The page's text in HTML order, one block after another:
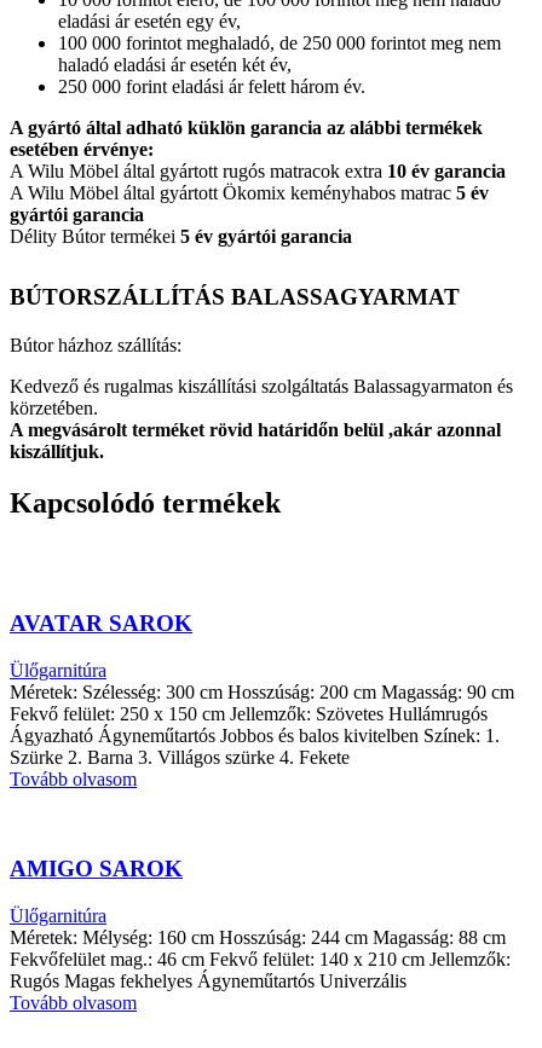
eladási ár esetén egy év,
100 000 forintot meghaladó, de 250 000 forintot meg nem
haladó eladási ár esetén két év,
250 000 forint eladási ár felett három év.
A gyártó által adható küklön garancia az alábbi termékek
esetében érvénye:
A Wilu Möbel által gyártott rugós matracok extra 10 év garancia
A Wilu Möbel által gyártott Ökomix keményhabos matrac 5 év
gyártói garancia
Délity Bútor termékei 5 év gyártói garancia
BÚTORSZÁLLÍTÁS BALASSAGYARMAT
Bútor házhoz szállítás:
Kedvező és rugalmas kiszállítási szolgáltatás Balassagyarmaton és
körzetében.
A megvásárolt terméket rövid határidőn belül ,akár azonnal
kiszállítjuk.
Kapcsolódó termékek
AVATAR SAROK
Ülőgarnitúra
Méretek: Szélesség: 300 cm Hosszúság: 200 cm Magasság: 90 cm
Fekvő felület: 250 x 150 cm Jellemzők: Szövetes Hullámrugós
Ágyazható Ágyneműtartós Jobbos és balos kivitelben Színek: 1.
Szürke 2. Barna 3. Villágos szürke 4. Fekete
Tovább olvasom
AMIGO SAROK
Ülőgarnitúra
Méretek: Mélység: 160 cm Hosszúság: 244 cm Magasság: 88 cm
Fekvőfelület mag.: 46 cm Fekvő felület: 140 x 210 cm Jellemzők:
Rugós Magas fekhelyes Ágyneműtartós Univerzális
Tovább olvasom